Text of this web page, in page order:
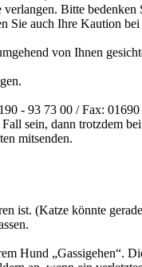
Bitte
Sie auch Ihre Kaution
von Ihnen
- 93 73 00 / Fax:
sein, dann trotzdem
mitsenden.
ist. (Katze könnte
Hund „Gassigehen“.